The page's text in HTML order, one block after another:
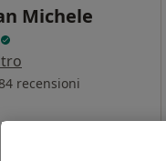
Michele
recensioni